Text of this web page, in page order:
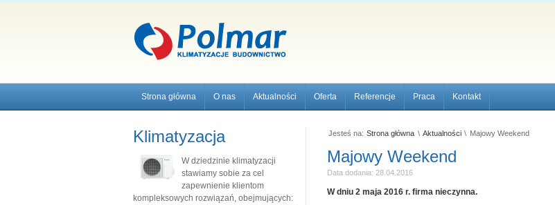
Strona główna O nas Aktualności Oferta Referencje Praca Kontakt
Klimatyzacja
W dziedzinie klimatyzacji
stawiamy sobie za cel
zapewnienie klientom
kompleksowych rozwiązań, obejmujących:
Jesteś na: Strona główna \ Aktualności \ Majowy Weekend
Majowy Weekend
Data dodania: 28.04.2016
W dniu 2 maja 2016 r. firma nieczynna.